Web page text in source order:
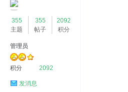
355
主题
355
帖子
2092
积分
管理员
积分 2092
发消息